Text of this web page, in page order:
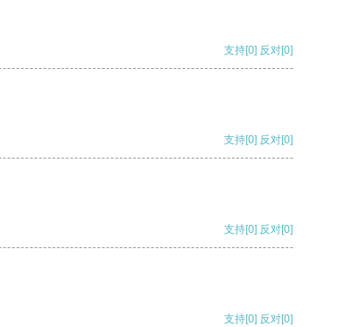
支持[0] 反对[0]
支持[0] 反对[0]
支持[0] 反对[0]
支持[0] 反对[0]